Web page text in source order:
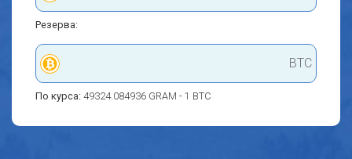
Резерва:
BTC
По курса: 49324.084936 GRAM - 1 BTC